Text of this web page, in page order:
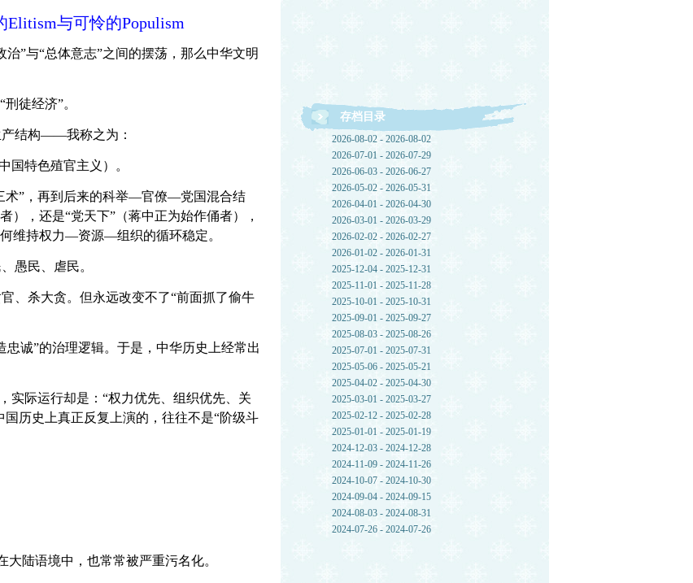
与可怜的Populism
”与“总体意志”之间的摆荡，那么中华文明
徒经济”。
产结构——我称之为：
国特色殖官主义）。
术”，再到后来的科举—官僚—党国混合结
），还是“党天下”（蒋中正为始作俑者），
维持权力—资源—组织的循环稳定。
愚民、虐民。
、杀大贪。但永远改变不了“前面抓了偷牛
诚”的治理逻辑。于是，中华历史上经常出
实际运行却是：“权力优先、组织优先、关
国历史上真正反复上演的，往往不是“阶级斗
大陆语境中，也常常被严重污名化。
存档目录
2026-08-02 - 2026-08-02
2026-07-01 - 2026-07-29
2026-06-03 - 2026-06-27
2026-05-02 - 2026-05-31
2026-04-01 - 2026-04-30
2026-03-01 - 2026-03-29
2026-02-02 - 2026-02-27
2026-01-02 - 2026-01-31
2025-12-04 - 2025-12-31
2025-11-01 - 2025-11-28
2025-10-01 - 2025-10-31
2025-09-01 - 2025-09-27
2025-08-03 - 2025-08-26
2025-07-01 - 2025-07-31
2025-05-06 - 2025-05-21
2025-04-02 - 2025-04-30
2025-03-01 - 2025-03-27
2025-02-12 - 2025-02-28
2025-01-01 - 2025-01-19
2024-12-03 - 2024-12-28
2024-11-09 - 2024-11-26
2024-10-07 - 2024-10-30
2024-09-04 - 2024-09-15
2024-08-03 - 2024-08-31
2024-07-26 - 2024-07-26